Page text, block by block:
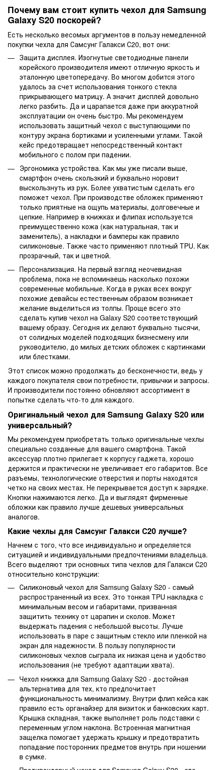
Почему вам стоит купить чехол для Samsung
Galaxy S20 поскорей?
Есть несколько весомых аргументов в пользу немедленной
покупки чехла для Самсунг Галакси С20, вот они:
Защита дисплея. Изогнутые светодиодные панели
корейского производителя имеют отличную яркость и
эталонную цветопередачу. Во многом добится этого
удалось за счет использования тонкого стекла
прикрывающего матрицу. А значит дисплей довольно
легко разбить. Да и царапается даже при аккуратной
эксплуатации он очень быстро. Мы рекомендуем
использовать защитный чехол с выступающими по
контуру экрана бортиками и усиленными углами. Такой
кейс предотвращает непосредственный контакт
мобильного с полом при падении.
Эргономика устройства. Как мы уже писали выше,
смартфон очень скользкий и буквально норовит
выскользнуть из рук. Более ухватистым сделать его
поможет чехол. При производстве обложек применяют
только приятные на ощупь материалы, долговечные и
цепкие. Например в книжках и флипах используется
преимущественно кожа (как натуральная, так и
заменитель), а накладки и бамперы как правило
силиконовые. Также часто применяют плотный TPU. Как
прозрачный, так и цветной.
Персонализация. На первый взгляд неочевидная
проблема, пока не вспоминаешь насколько похожи
современные мобильные. Когда в руках всех вокруг
похожие девайсы естественным образом возникает
желание выделиться из толпы. Проще всего это
сделать купив чехол на Galaxy S20 соответствующий
вашему образу. Сегодня их делают буквально тысячи,
от солидных моделей подходящих бизнесмену или
руководителю, до милых детских обложек с картинками
или блестками.
Этот список можно продолжать до бесконечности, ведь у
каждого покупателя свои потребности, привычки и запросы.
И производители постоянно обновляют ассортимент в
попытке сделать что-то для каждого.
Оригинальный чехол для Samsung Galaxy S20 или
универсальный?
Мы рекомендуем приобретать только оригинальные чехлы
специально созданные для вашего смартфона. Такой
аксессуар плотно прилегает к корпусу гаджета, хорошо
держится и практически не увеличивает его габаритов. Все
разъемы, технологические отверстия и порты находятся
четко на своих местах. Не перекрывается доступ к зарядке.
Кнопки нажимаются легко. Да и выглядят фирменные
обложки как правило лучше дешевых универсальных
аналогов.
Какие чехлы для Самсунг Галакси С20 лучше?
Начнем с того, что все индивидуально и определяется
ситуацией и индивидуальными предпочтениями владельца.
Всего выделяют три основных типа чехлов для Галакси С20
относительно конструкции:
Силиконовый чехол для Samsung Galaxy S20 - самый
распространенный из всех. Это тонкая TPU накладка с
минимальным весом и габаритами, призванная
защитить технику от царапин и сколов. Может
выдержать падения с небольшой высоты. Лучше
использовать в паре с защитным стекло или пленкой на
экран для надежности. В пользу популярности
силиконовых чехлов сыграла их низкая цена и удобство
использования (не требуют адаптации хвата).
Чехол книжка для Samsung Galaxy S20 - достойная
альтернатива для тех, кто предпочитает
функциональность минимализму. Внутри флип кейса как
правило есть органайзер для визиток и банковских карт.
Крышка складная, также выполняет роль подставки с
переменным углом наклона. Встроенная магнитная
защелка помогает удержать крышку и предотвратить
попадание посторонних предметов внутрь при ношении
в сумке.